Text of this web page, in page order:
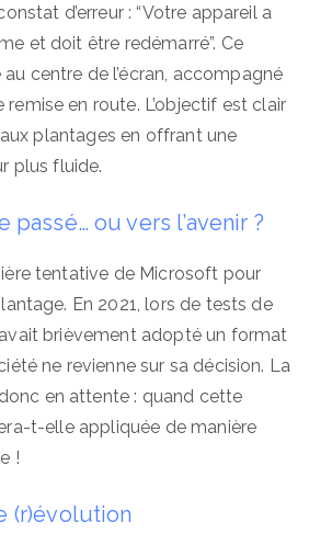
d’erreur : “Votre appareil a
et doit être redémarré”. Ce
centre de l’écran, accompagné
remise en route. L’objectif est clair
plantages en offrant une
plus fluide.
ou vers l’avenir ?
tentative de Microsoft pour
En 2021, lors de tests de
avait brièvement adopté un format
ne revienne sur sa décision. La
en attente : quand cette
t-elle appliquée de manière
!
(r)évolution